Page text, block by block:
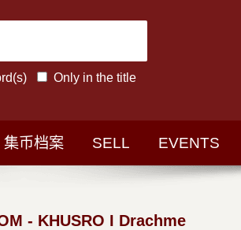
Only in the title
集币档案 SELL EVENTS
- KHUSRO I Drachme